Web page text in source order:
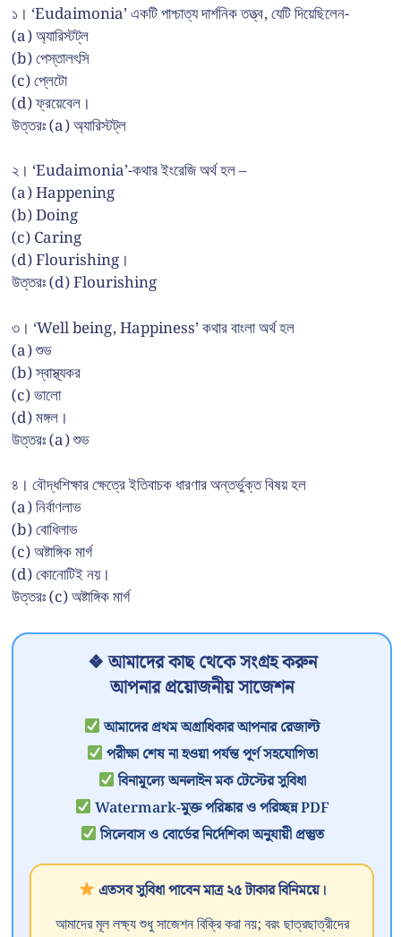
১। ‘Eudaimonia’ একটি পাশ্চাত্য দার্শনিক তত্ত্ব, যেটি দিয়েছিলেন-
(a) অ্যারিস্টট্ল
(b) পেস্তালৎসি
(c) প্লেটো
(d) ফ্রয়েবেল।
উত্তরঃ (a) অ্যারিস্টট্ল
২। ‘Eudaimonia’-কথার ইংরেজি অর্থ হল –
(a) Happening
(b) Doing
(c) Caring
(d) Flourishing।
উত্তরঃ (d) Flourishing
৩। ‘Well being, Happiness’ কথার বাংলা অর্থ হল
(a) শুভ
(b) স্বাস্থ্যকর
(c) ভালো
(d) মঙ্গল।
উত্তরঃ (a) শুভ
৪। বৌদ্ধশিক্ষার ক্ষেত্রে ইতিবাচক ধারণার অন্তর্ভুক্ত বিষয় হল
(a) নির্বাণলাভ
(b) বোধিলাভ
(c) অষ্টাঙ্গিক মার্গ
(d) কোনোটিই নয়।
উত্তরঃ (c) অষ্টাঙ্গিক মার্গ
❖ আমাদের কাছ থেকে সংগ্রহ করুন
আপনার প্রয়োজনীয় সাজেশন
আমাদের প্রথম অগ্রাধিকার আপনার রেজাল্ট
পরীক্ষা শেষ না হওয়া পর্যন্ত পূর্ণ সহযোগিতা
বিনামূল্যে অনলাইন মক টেস্টের সুবিধা
Watermark-মুক্ত পরিষ্কার ও পরিচ্ছন্ন PDF
সিলেবাস ও বোর্ডের নির্দেশিকা অনুযায়ী প্রস্তুত
এতসব সুবিধা পাবেন মাত্র ২৫ টাকার বিনিময়ে।
আমাদের মূল লক্ষ্য শুধু সাজেশন বিক্রি করা নয়; বরং ছাত্রছাত্রীদের